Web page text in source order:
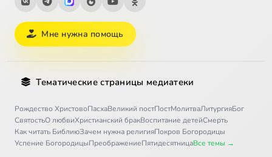
Мне нужна помощь
Тематические страницы медиатеки
Рождество ХристовоПасхаВеликий постПостМолитваЛитургияБог
СвятостьО любвиХристианский бракВоспитание детейСмерть
Как читать БиблиюЗачем нужна религияПокров Богородицы
Успение БогородицыПреображениеПятидесятницаВсе темы →